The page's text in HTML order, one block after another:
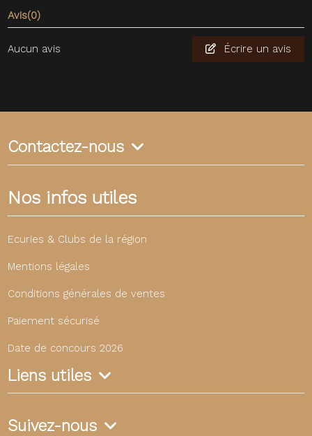
Avis(0)
Aucun avis Écrire un avis
Contactez-nous
Nos infos utiles
Ecuries & Clubs de la région
Mentions légales
Conditions générales de ventes
Paiement sécurisé
Date de concours 2026
Liens utiles
Suivez-nous